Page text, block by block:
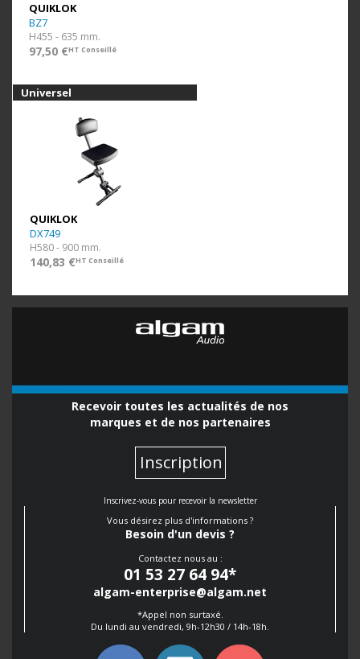
QUIKLOK
BZ7
H455 - 635 mm.
97,50 €HT Conseillé
Universel
QUIKLOK
DX749
H580 - 900 mm.
140,83 €HT Conseillé
Recevoir toutes les actualités de nos
marques et de nos partenaires
Inscription
Inscrivez-vous pour recevoir la newsletter
Vous désirez plus d'informations ?
Besoin d'un devis ?
Contactez nous au :
01 53 27 64 94*
algam-enterprise@algam.net
*Appel non surtaxé.
Du lundi au vendredi, 9h-12h30 / 14h-18h.